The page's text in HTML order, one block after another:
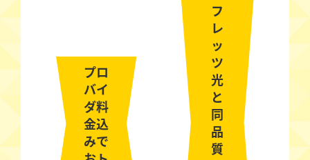
プロ
バイ
ダ料
金込
みで
フ
レ
ッ
ツ
光
と
同
品
質